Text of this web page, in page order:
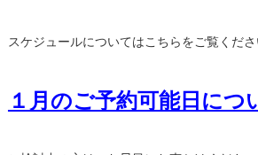
スケジュールについてはこちらをご覧くださ
１月のご予約可能日につ